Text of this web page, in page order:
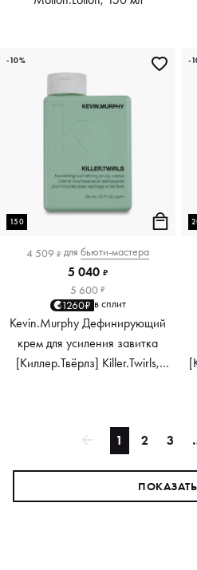
150
4 509 ₽ для бьюти-мастера
5 040 ₽
5 600 ₽
1260₽ в сплит
Kevin.Murphy Дефинирующий
крем для усиления завитка
[Киллер.Твёрлз] Killer.Twirls,
-10% -
1 2 3